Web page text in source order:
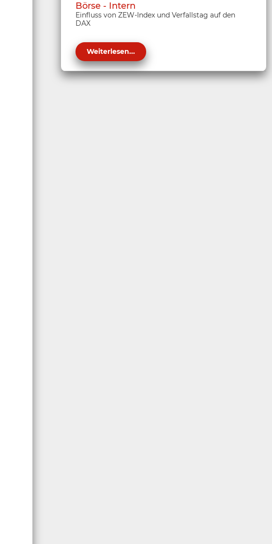
Börse - Intern
Einfluss von ZEW-Index und Verfallstag auf den
DAX
Weiterlesen...